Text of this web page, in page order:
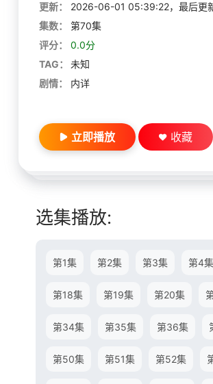
更新：
2026-06-01 05:39:22，最后更
集数：
第70集
评分：
0.0分
TAG：
未知
剧情：
内详
立即播放 收藏
选集播放:
第1集 第2集 第3集 第4集
第18集 第19集 第20集
第34集 第35集 第36集
第50集 第51集 第52集